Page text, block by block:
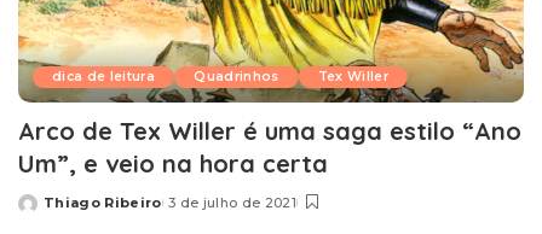
dica de leitura Quadrinhos Tex Willer
Arco de Tex Willer é uma saga estilo “Ano
Um”, e veio na hora certa
Posted
Thiago Ribeiro 3 de julho de 2021